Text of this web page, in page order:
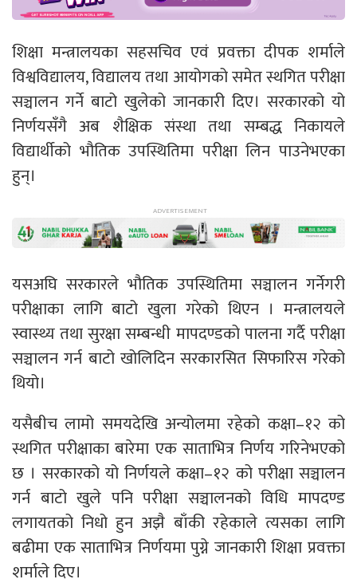
शिक्षा मन्त्रालयका सहसचिव एवं प्रवक्ता दीपक शर्माले
विश्वविद्यालय, विद्यालय तथा आयोगको समेत स्थगित परीक्षा
सञ्चालन गर्ने बाटो खुलेको जानकारी दिए। सरकारको यो
निर्णयसँगै अब शैक्षिक संस्था तथा सम्बद्ध निकायले
विद्यार्थीको भौतिक उपस्थितिमा परीक्षा लिन पाउनेभएका
हुन्।
यसअघि सरकारले भौतिक उपस्थितिमा सञ्चालन गर्नेगरी
परीक्षाका लागि बाटो खुला गरेको थिएन । मन्त्रालयले
स्वास्थ्य तथा सुरक्षा सम्बन्धी मापदण्डको पालना गर्दै परीक्षा
सञ्चालन गर्न बाटो खोलिदिन सरकारसित सिफारिस गरेको
थियो।
यसैबीच लामो समयदेखि अन्योलमा रहेको कक्षा–१२ को
स्थगित परीक्षाका बारेमा एक साताभित्र निर्णय गरिनेभएको
छ । सरकारको यो निर्णयले कक्षा–१२ को परीक्षा सञ्चालन
गर्न बाटो खुले पनि परीक्षा सञ्चालनको विधि मापदण्ड
लगायतको निधो हुन अझै बाँकी रहेकाले त्यसका लागि
बढीमा एक साताभित्र निर्णयमा पुग्ने जानकारी शिक्षा प्रवक्ता
शर्माले दिए।